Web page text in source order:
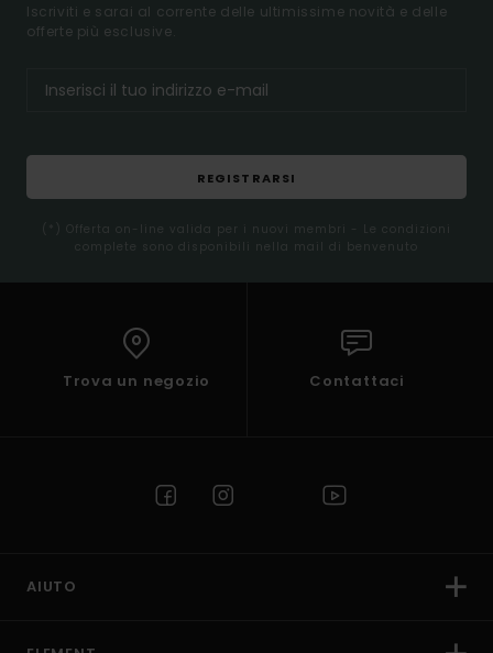
Iscriviti e sarai al corrente delle ultimissime novità e delle
offerte più esclusive.
REGISTRARSI
(*) Offerta on-line valida per i nuovi membri - Le condizioni
complete sono disponibili nella mail di benvenuto
Trova un negozio Contattaci
AIUTO